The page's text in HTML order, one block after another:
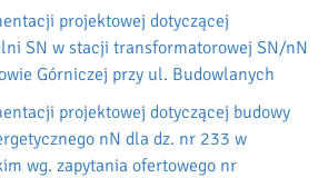
projektowej dotyczącej
SN w stacji transformatorowej SN/nN
Górniczej przy ul. Budowlanych
projektowej dotyczącej budowy
nN dla dz. nr 233 w
wg. zapytania ofertowego nr